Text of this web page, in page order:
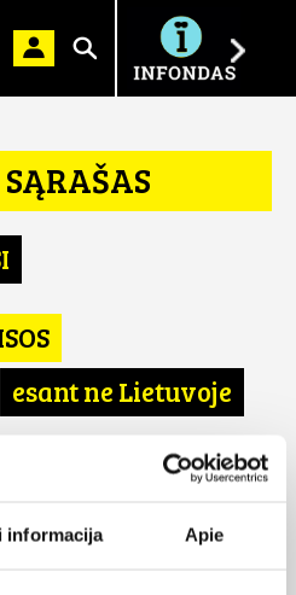
informacija Apie
Ieškoti
esant ne Lietuvoje